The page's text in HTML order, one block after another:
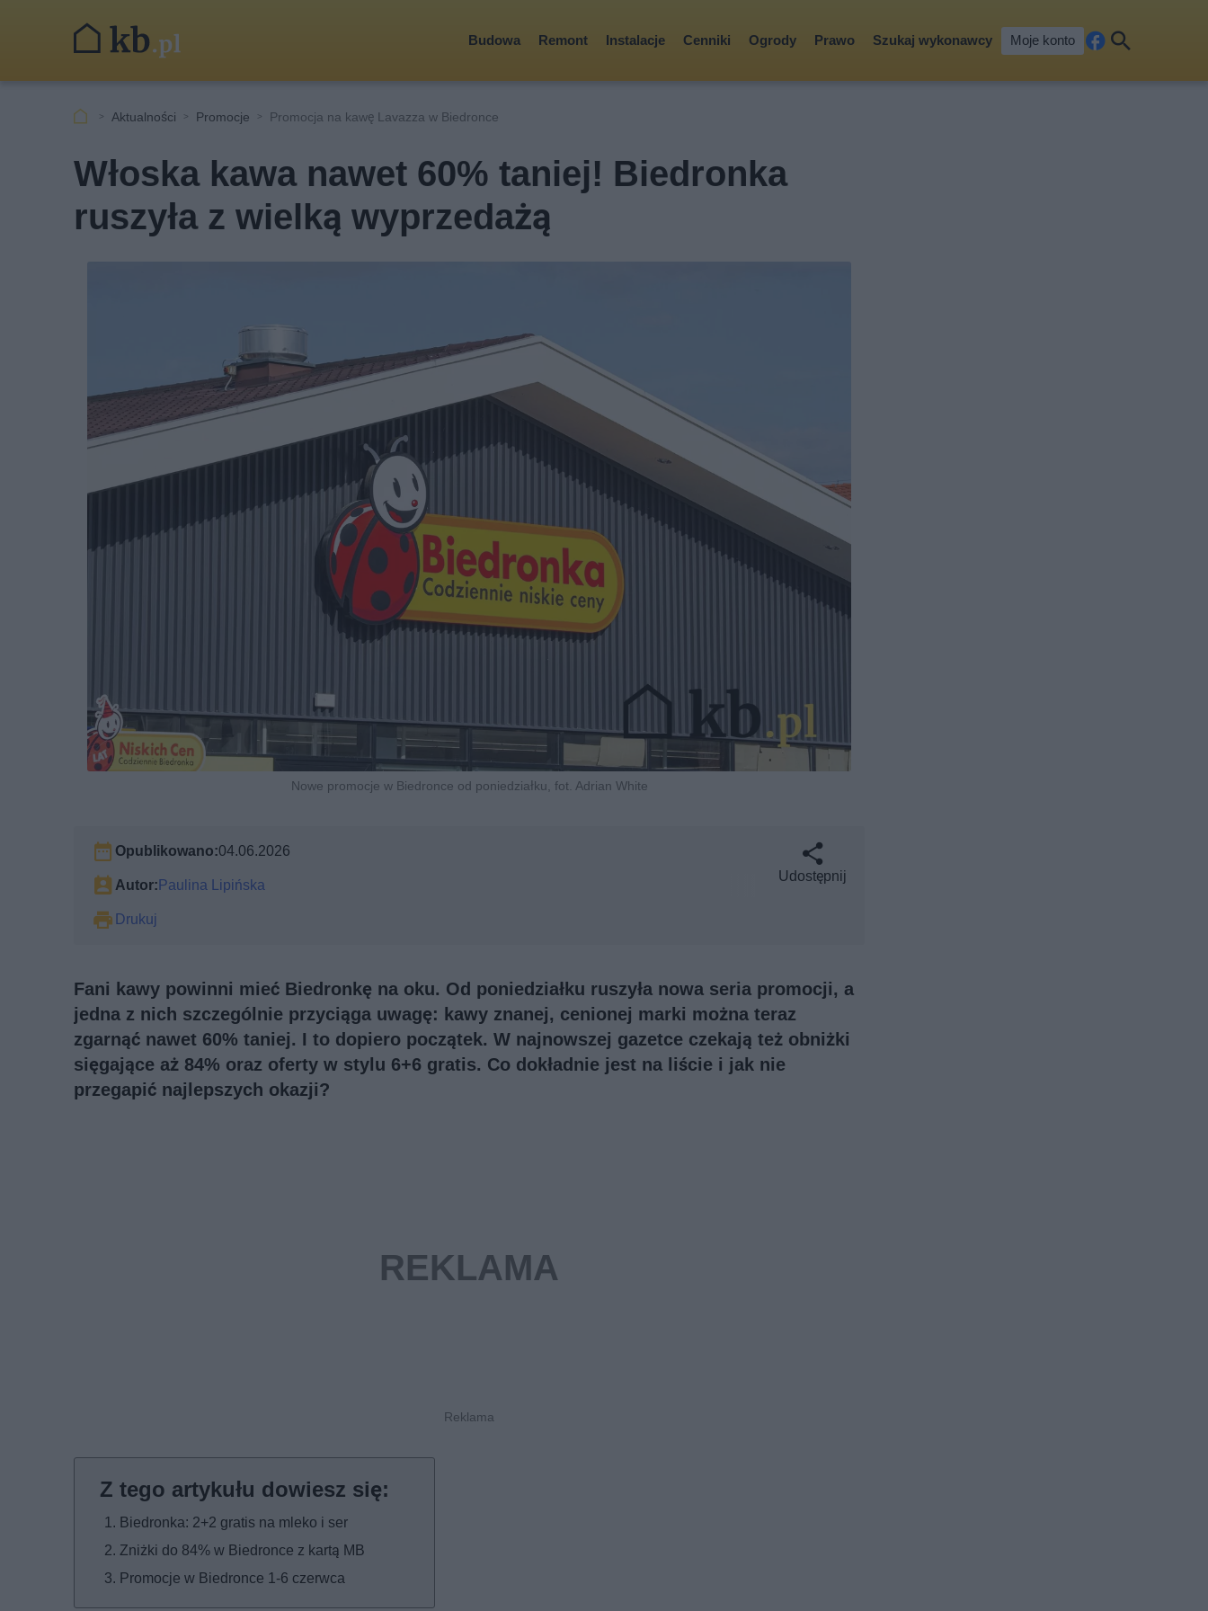
Budowa Remont Instalacje Cenniki Ogrody Prawo Szukaj wykonawcy Moje konto
cebkaj
Aktualności Promocje Promocja na kawę Lavazza w Biedronce
Włoska kawa nawet 60% taniej! Biedronka
ruszyła z wielką wyprzedażą
Nowe promocje w Biedronce od poniedziałku, fot. Adrian White
Opublikowano:04.06.2026
Autor:Paulina Lipińska
Drukuj
Udostępnij
Fani kawy powinni mieć Biedronkę na oku. Od poniedziałku ruszyła nowa seria promocji, a
jedna z nich szczególnie przyciąga uwagę: kawy znanej, cenionej marki można teraz
zgarnąć nawet 60% taniej. I to dopiero początek. W najnowszej gazetce czekają też obniżki
sięgające aż 84% oraz oferty w stylu 6+6 gratis. Co dokładnie jest na liście i jak nie
przegapić najlepszych okazji?
Biedronka: 2+2 gratis na mleko i ser
Zniżki do 84% w Biedronce z kartą MB
Promocje w Biedronce 1-6 czerwca